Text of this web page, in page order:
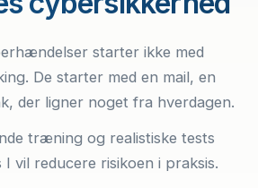
starter ikke med
De starter med en mail, en
der ligner noget fra hverdagen.
træning og realistiske tests
vil reducere risikoen i praksis.